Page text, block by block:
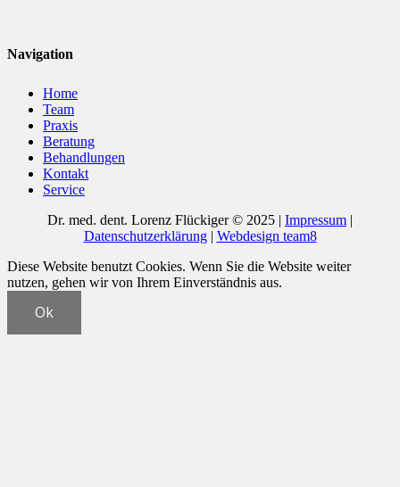
Navigation
Home
Team
Praxis
Beratung
Behandlungen
Kontakt
Service
Dr. med. dent. Lorenz Flückiger © 2025 | Impressum |
Datenschutzerklärung| Webdesign team8
Diese Website benutzt Cookies. Wenn Sie die Website weiter
nutzen, gehen wir von Ihrem Einverständnis aus.
Ok